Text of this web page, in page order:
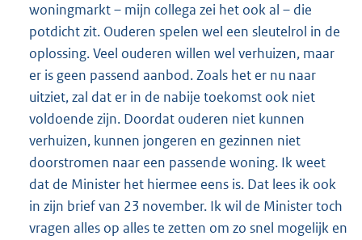
woningmarkt – mijn collega zei het ook al – die
potdicht zit. Ouderen spelen wel een sleutelrol in de
oplossing. Veel ouderen willen wel verhuizen, maar
er is geen passend aanbod. Zoals het er nu naar
uitziet, zal dat er in de nabije toekomst ook niet
voldoende zijn. Doordat ouderen niet kunnen
verhuizen, kunnen jongeren en gezinnen niet
doorstromen naar een passende woning. Ik weet
dat de Minister het hiermee eens is. Dat lees ik ook
in zijn brief van 23 november. Ik wil de Minister toch
vragen alles op alles te zetten om zo snel mogelijk en